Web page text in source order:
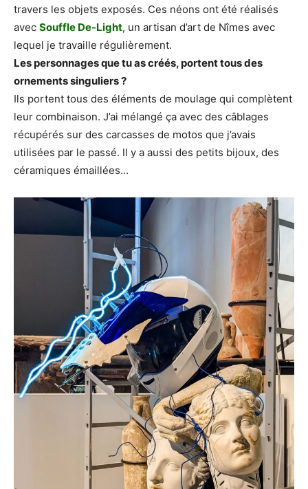
travers les objets exposés. Ces néons ont été réalisés
avec Souffle De-Light, un artisan d’art de Nîmes avec
lequel je travaille régulièrement.
Les personnages que tu as créés, portent tous des
ornements singuliers ?
Ils portent tous des éléments de moulage qui complètent
leur combinaison. J’ai mélangé ça avec des câblages
récupérés sur des carcasses de motos que j’avais
utilisées par le passé. Il y a aussi des petits bijoux, des
céramiques émaillées…